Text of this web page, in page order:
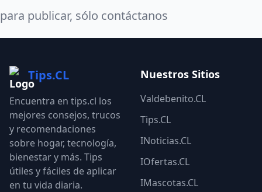
para publicar, sólo contáctanos
Tips.CL
Encuentra en tips.cl los
mejores consejos, trucos
y recomendaciones
sobre hogar, tecnología,
bienestar y más. Tips
útiles y fáciles de aplicar
en tu vida diaria.
Nuestros Sitios
Valdebenito.CL
Tips.CL
INoticias.CL
IOfertas.CL
IMascotas.CL